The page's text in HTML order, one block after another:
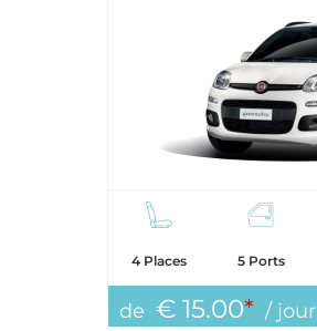
4 Places 5 Ports
de € 15.00* / jour